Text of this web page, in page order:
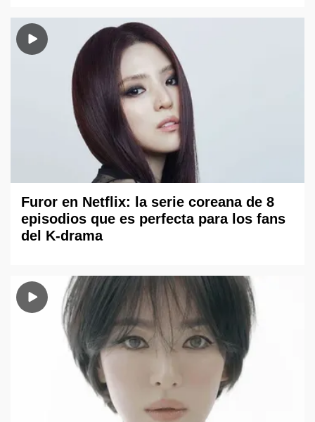
Furor en Netflix: la serie coreana de 8
episodios que es perfecta para los fans
del K-drama